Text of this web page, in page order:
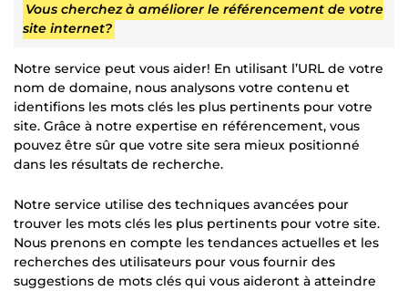
Vous cherchez à améliorer le référencement de votre
site internet?
Notre service peut vous aider! En utilisant l’URL de votre
nom de domaine, nous analysons votre contenu et
identifions les mots clés les plus pertinents pour votre
site. Grâce à notre expertise en référencement, vous
pouvez être sûr que votre site sera mieux positionné
dans les résultats de recherche.
Notre service utilise des techniques avancées pour
trouver les mots clés les plus pertinents pour votre site.
Nous prenons en compte les tendances actuelles et les
recherches des utilisateurs pour vous fournir des
suggestions de mots clés qui vous aideront à atteindre